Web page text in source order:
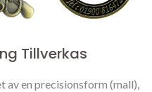
Tillverkas
av en precisionsform (mall),